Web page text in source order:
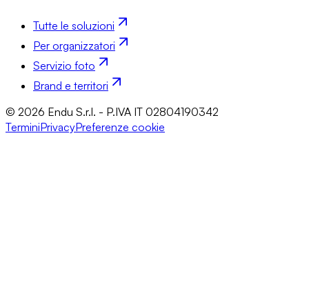
Tutte le soluzioni
Per organizzatori
Servizio foto
Brand e territori
© 2026 Endu S.r.l. - P.IVA IT 02804190342
TerminiPrivacyPreferenze cookie